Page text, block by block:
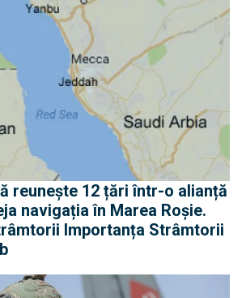
reunește 12 țări într-o alianță
navigația în Marea Roșie.
Importanța Strâmtorii